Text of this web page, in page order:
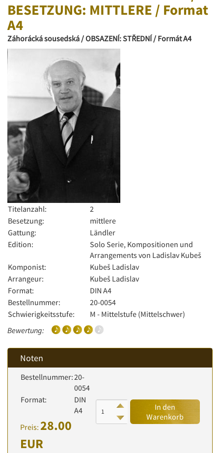
BESETZUNG: MITTLERE / Format
A4
Záhorácká sousedská / OBSAZENÍ: STŘEDNÍ / Formát A4
Titelanzahl:
2
Besetzung:
mittlere
Gattung:
Ländler
Edition:
Solo Serie, Kompositionen und
Arrangements von Ladislav Kubeš
Komponist:
Kubeš Ladislav
Arrangeur:
Kubeš Ladislav
Format:
DIN A4
Bestellnummer:
20-0054
Schwierigkeitsstufe:
M - Mittelstufe (Mittelschwer)
Bewertung:
Noten
Bestellnummer:20-
0054
Format:
DIN
A4
Preis: 28.00
EUR
In den
Warenkorb